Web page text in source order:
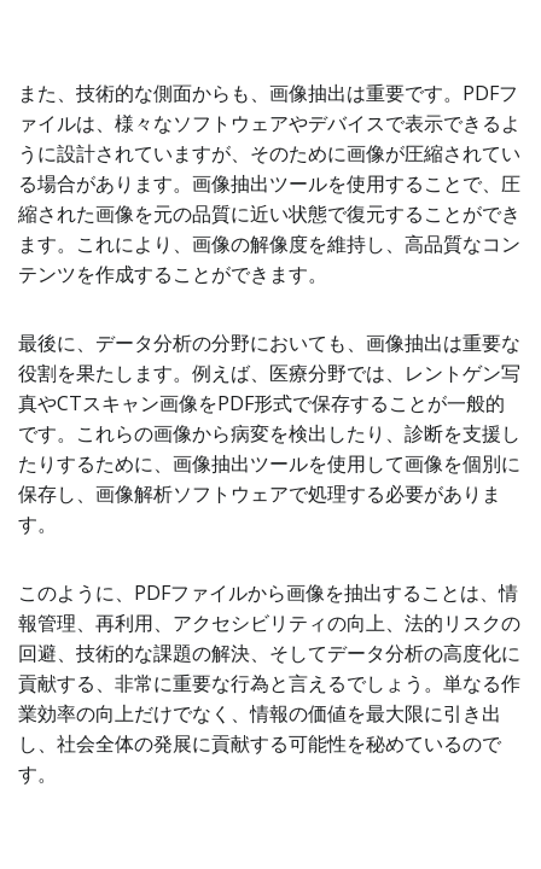
また、技術的な側面からも、画像抽出は重要です。PDFフ
ァイルは、様々なソフトウェアやデバイスで表示できるよ
うに設計されていますが、そのために画像が圧縮されてい
る場合があります。画像抽出ツールを使用することで、圧
縮された画像を元の品質に近い状態で復元することができ
ます。これにより、画像の解像度を維持し、高品質なコン
テンツを作成することができます。
最後に、データ分析の分野においても、画像抽出は重要な
役割を果たします。例えば、医療分野では、レントゲン写
真やCTスキャン画像をPDF形式で保存することが一般的
です。これらの画像から病変を検出したり、診断を支援し
たりするために、画像抽出ツールを使用して画像を個別に
保存し、画像解析ソフトウェアで処理する必要がありま
す。
このように、PDFファイルから画像を抽出することは、情
報管理、再利用、アクセシビリティの向上、法的リスクの
回避、技術的な課題の解決、そしてデータ分析の高度化に
貢献する、非常に重要な行為と言えるでしょう。単なる作
業効率の向上だけでなく、情報の価値を最大限に引き出
し、社会全体の発展に貢献する可能性を秘めているので
す。